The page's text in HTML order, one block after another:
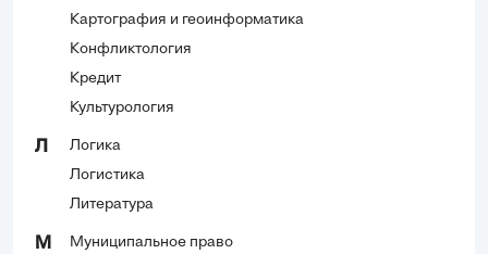
Картография и геоинформатика
Конфликтология
Кредит
Культурология
Л
Логика
Логистика
Литература
М
Муниципальное право